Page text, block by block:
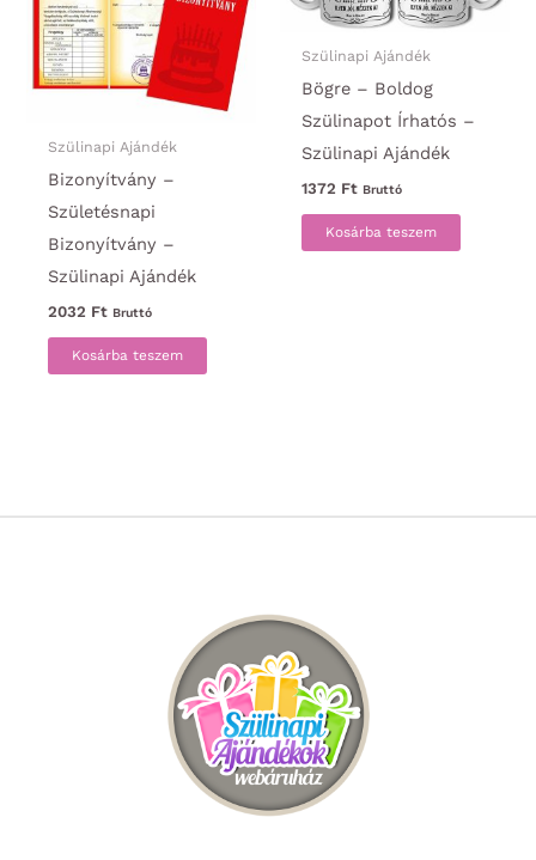
Szülinapi Ajándék
Bizonyítvány –
Születésnapi
Bizonyítvány –
Szülinapi Ajándék
2032 Ft Bruttó
Kosárba teszem
Szülinapi Ajándék
Bögre – Boldog
Szülinapot Írhatós –
Szülinapi Ajándék
1372 Ft Bruttó
Kosárba teszem